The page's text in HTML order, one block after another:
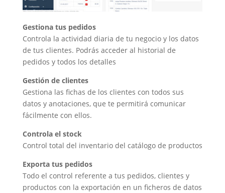
Gestiona tus pedidos
Controla la actividad diaria de tu negocio y los datos
de tus clientes. Podrás acceder al historial de
pedidos y todos los detalles
Gestión de clientes
Gestiona las fichas de los clientes con todos sus
datos y anotaciones, que te permitirá comunicar
fácilmente con ellos.
Controla el stock
Control total del inventario del catálogo de productos
Exporta tus pedidos
Todo el control referente a tus pedidos, clientes y
productos con la exportación en un ficheros de datos